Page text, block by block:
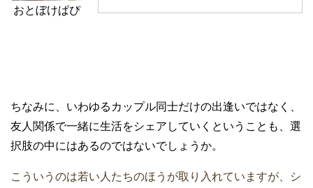
おとぼけぱぴ
ちなみに、いわゆるカップル同士だけの出逢いではなく、
友人関係で一緒に生活をシェアしていくということも、選
択肢の中にはあるのではないでしょうか。
こういうのは若い人たちのほうが取り入れていますが、シ